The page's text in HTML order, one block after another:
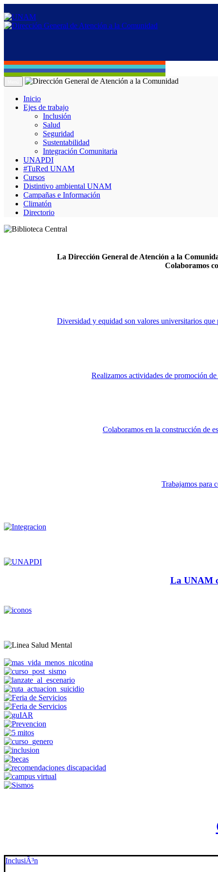
Inicio
Ejes de trabajo
Inclusión
Salud
Seguridad
Sustentabilidad
Integración Comunitaria
UNAPDI
#TuRed UNAM
Cursos
Distintivo ambiental UNAM
Campañas e Información
Climatón
Directorio
La Dirección General de Atención a la
Colaboramos
Diversidad y equidad son valores universitarios que
Realizamos actividades de promoción
Colaboramos en la construcción de
Trabajamos para
La UNAM
InclusiÃ³n